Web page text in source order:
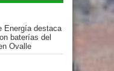
Energía destaca
baterías del
Ovalle